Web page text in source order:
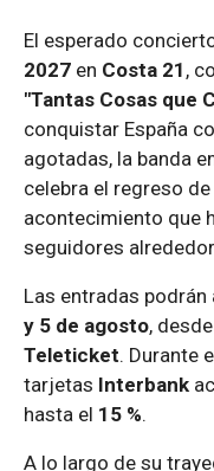
El esperado
2027 en Costa 21 ,
"Tantas Cosas que
conquistar España
agotadas, la banda
celebra el regreso de
acontecimiento que
seguidores
Las entradas
y 5 de agosto,
Teleticket. Durante
tarjetas Interbank
hasta el 15 %.
A lo largo de su